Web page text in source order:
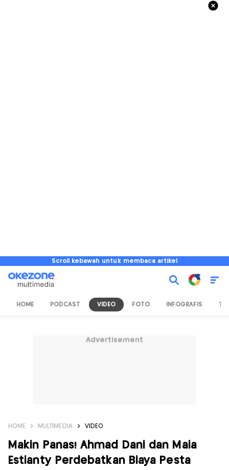
Scroll kebawah untuk membaca artikel
HOME PODCAST VIDEO FOTO INFOGRAFIS TV
Advertisement
HOME MULTIMEDIA VIDEO
Makin Panas! Ahmad Dani dan Maia
Estianty Perdebatkan Biaya Pesta